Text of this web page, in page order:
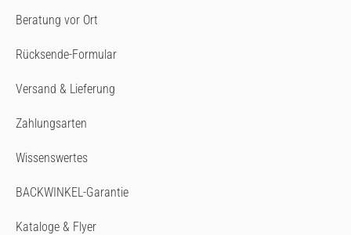
Beratung vor Ort
Rücksende-Formular
Versand & Lieferung
Zahlungsarten
Wissenswertes
BACKWINKEL-Garantie
Kataloge & Flyer